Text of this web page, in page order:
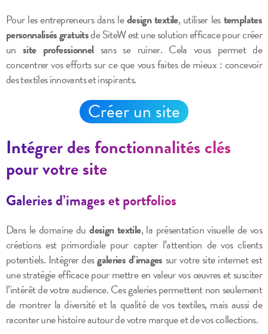
Pour les entrepreneurs dans ledesign textile, utiliser lestemplates
personnalisés gratuitsde SiteW est une solution efficace pour créer
unsite professionnelsans se ruiner. Cela vous permet de
concentrer vos efforts sur ce que vous faites de mieux : concevoir
des textiles innovants et inspirants.
Créer un site
Intégrer des fonctionnalités clés
pour votre site
Galeries d’images et portfolios
Dans le domaine dudesign textile, la présentation visuelle de vos
créations est primordiale pour capter l’attention de vos clients
potentiels. Intégrer desgaleries d’images sur votre site internet est
une stratégie efficace pour mettre en valeur vos œuvres et susciter
l’intérêt de votre audience. Ces galeries permettent non seulement
de montrer la diversité et la qualité de vos textiles, mais aussi de
raconter une histoire autour de votre marque et de vos collections.